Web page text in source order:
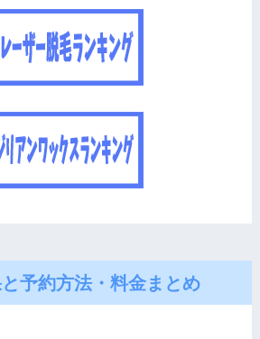
予約方法・料金まとめ